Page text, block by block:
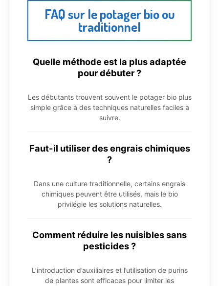
FAQ sur le potager bio ou
traditionnel
Quelle méthode est la plus adaptée
pour débuter ?
Les débutants trouvent souvent le potager bio plus
simple grâce à des techniques naturelles faciles à
suivre.
Faut-il utiliser des engrais chimiques
?
Dans une culture traditionnelle, certains engrais
chimiques peuvent être utilisés, mais le bio
privilégie les solutions naturelles.
Comment réduire les nuisibles sans
pesticides ?
L’introduction d’auxiliaires et l’utilisation de purins
de plantes sont efficaces pour limiter les